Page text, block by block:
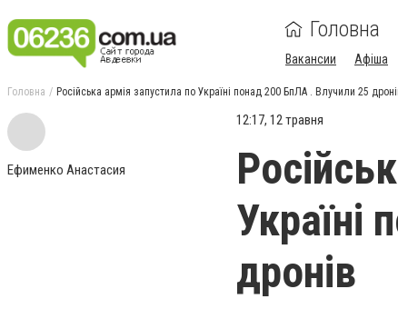
Головна
Вакансии Афіша
Головна Російська армія запустила по Україні понад 200 БпЛА . Влучили 25
Ефименко Анастасия
12:17, 12 травня
Україні
дронів